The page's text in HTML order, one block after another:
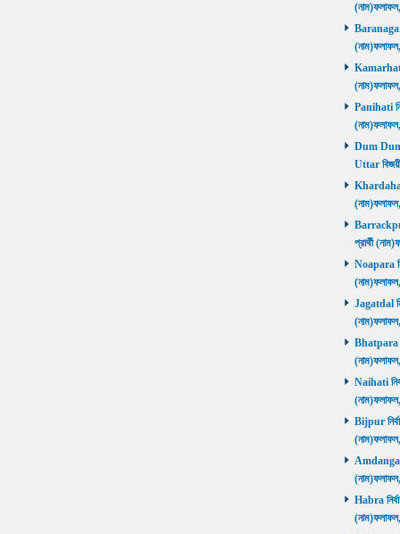
Baranagar
Kamarhati
Panihati
Dum Dum
Uttar
Khardaha
Barrackpur
প্রার্থী
Noapara
Jagatdal
Bhatpara
Naihati
Bijpur
Amdanga
Habra